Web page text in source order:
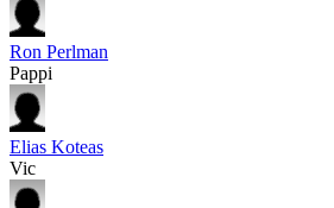
Ron Perlman
Pappi
Elias Koteas
Vic